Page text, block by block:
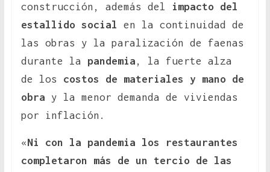
construcción, además del
impacto del
estallido social en la continuidad de
las obras y la paralización de faenas
durante la pandemia , la fuerte alza
de los costos de materiales y mano de
obra y la menor demanda de viviendas
por inflación.
«Ni con la pandemia los restaurantes
completaron más de un tercio de las